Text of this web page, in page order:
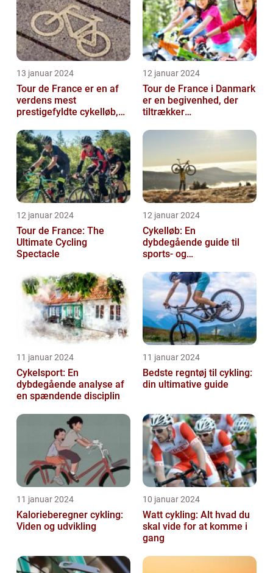
13 januar 2024
Tour de France er en af
verdens mest
prestigefyldte cykelløb,
publikum fra...
12 januar 2024
Tour de France i Danmark
er en begivenhed, der
tiltrækker
sportsfans fra hele ve...
12 januar 2024
Tour de France: The
Ultimate Cycling
Spectacle
12 januar 2024
Cykelløb: En
dybdegående guide til
sports- og
11 januar 2024
Cykelsport: En
dybdegående analyse af
en spændende disciplin
11 januar 2024
Bedste regntøj til cykling:
din ultimative guide
11 januar 2024
Kalorieberegner cykling:
Viden og udvikling
10 januar 2024
Watt cykling: Alt hvad du
skal vide for at komme i
gang